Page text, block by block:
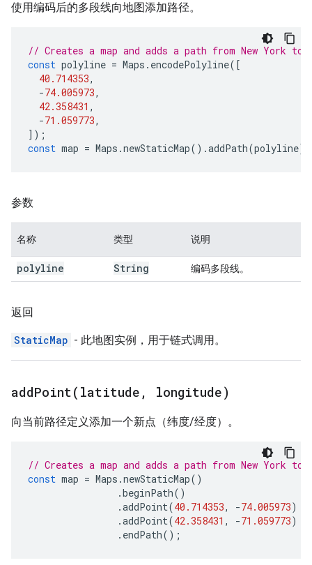
使用编码后的多段线向地图添加路径。
// Creates a map and adds a path from New York to
const polyline = Maps . encodePolyline([
40.714353,
-74.005973,
42.358431 ,
-71.059773,
]);
const map = Maps .newStaticMap().addPath(polyline);
参数
名称 类型 说明
polyline String 编码多段线。
返回
StaticMap - 此地图实例，用于链式调用。
addPoint( latitude , longitude)
向当前路径定义添加一个新点（纬度/经度）。
// Creates a map and adds a path from New York to
const map = Maps .newStaticMap()
.beginPath()
.addPoint(40.714353, -74.005973)
.addPoint(42.358431 , -71.059773)
. endPath();